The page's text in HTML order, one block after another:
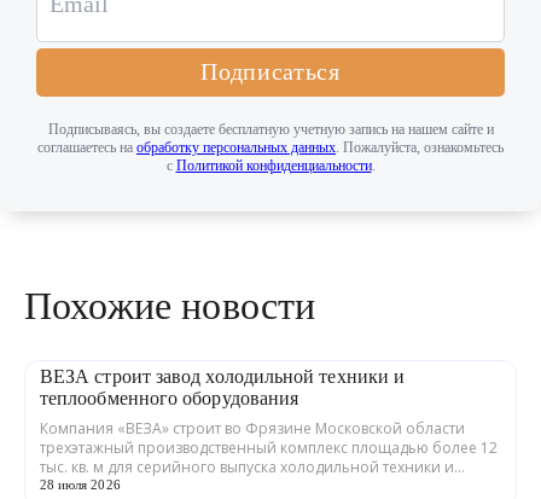
Подписаться
Подписываясь, вы создаете бесплатную учетную запись на нашем сайте и
соглашаетесь на обработку персональных данных . Пожалуйста, ознакомьтесь
с Политикой конфиденциальности.
Похожие новости
ВЕЗА строит завод холодильной техники и
теплообменного оборудования
Компания «ВЕЗА» строит во Фрязине Московской области
трехэтажный производственный комплекс площадью более 12
тыс. кв. м для серийного выпуска холодильной техники и
теплообменного оборудования. ...
28 июля 2026